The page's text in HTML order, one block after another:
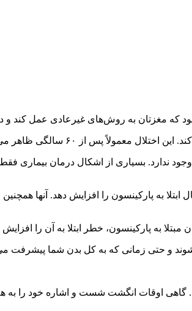
مغزتان به روش‌های غیرعادی عمل کند و
ندارد. بسیاری از اشکال درمان بیماری
به پارکینسون را افزایش دهد. آنها
به پارکینسون، خطر ابتلا به آن را
و حتی زمانی که به کل بدن شما پیشرفت
اوقات انگشت شست و اشاره خود را به